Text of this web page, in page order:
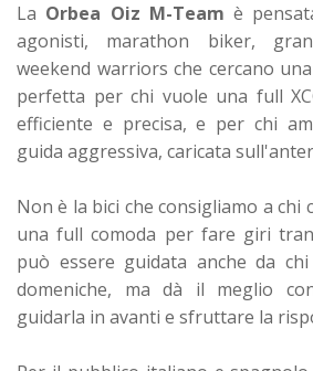
La Orbea Oiz M-Team è
agonisti, marathon biker,
weekend warriors che cercano
perfetta per chi vuole una full
efficiente e precisa, e per chi
guida aggressiva, caricata
Non è la bici che consigliamo a chi
una full comoda per fare giri
può essere guidata anche da
domeniche, ma dà il meglio
guidarla in avanti e sfruttare la